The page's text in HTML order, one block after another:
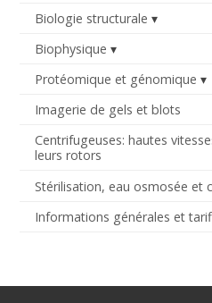
Biologie structurale
Biophysique
Protéomique et génomique
Imagerie de gels et blots
Centrifugeuses: hautes
leurs rotors
Stérilisation, eau osmosée et
Informations générales et